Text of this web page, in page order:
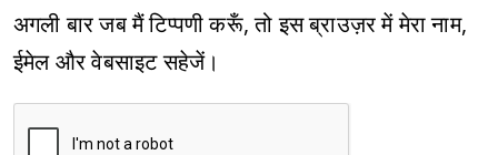
अगली बार जब मैं टिप्पणी करूँ, तो इस ब्राउज़र में मेरा नाम,
ईमेल और वेबसाइट सहेजें।